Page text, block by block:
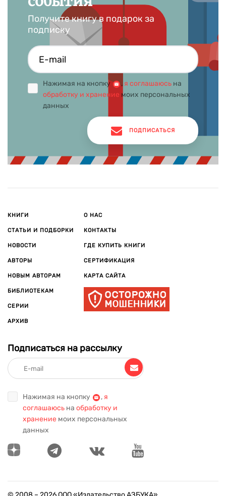
Получите книгу в подарок за
подписку
Нажимая на кнопку , я соглашаюсь на
обработку и хранение моих персональных
данных
ПОДПИСАТЬСЯ
КНИГИ
СТАТЬИ И ПОДБОРКИ
НОВОСТИ
АВТОРЫ
НОВЫМ АВТОРАМ
БИБЛИОТЕКАМ
СЕРИИ
АРХИВ
О НАС
КОНТАКТЫ
ГДЕ КУПИТЬ КНИГИ
СЕРТИФИКАЦИЯ
КАРТА САЙТА
Подписаться на рассылку
Нажимая на кнопку , я
соглашаюсь на обработку и
хранение моих персональных
данных